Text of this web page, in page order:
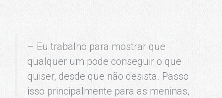
– Eu trabalho para mostrar que
qualquer um pode conseguir o que
quiser, desde que não desista. Passo
isso principalmente para as meninas,